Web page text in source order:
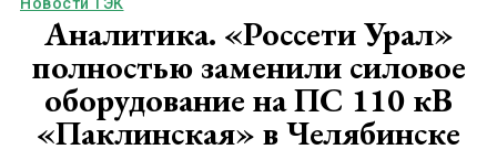
Аналитика. «Россети Урал»
полностью заменили силовое
оборудование на ПС 110 кВ
«Паклинская» в Челябинске